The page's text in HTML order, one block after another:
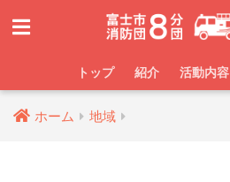
トップ 紹介 活動内容
ホーム 地域